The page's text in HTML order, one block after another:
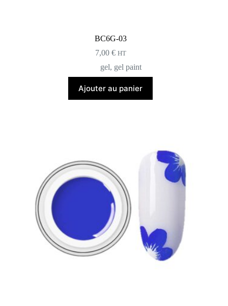
BC6G-03
7,00 € HT
gel, gel paint
Ajouter au panier